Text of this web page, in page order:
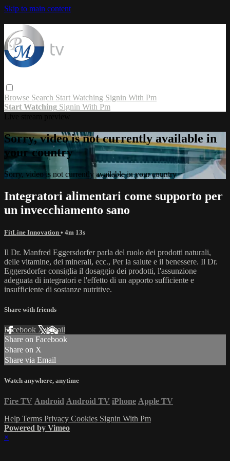
Skip to main content
Browse Search Start Watching Signin With Pm
Start Watching Signin With Pm
Sorry, video is not currently available in
your country
Sorry, video is not currently available in your country
Integratori alimentari come supporto per
un invecchiamento sano
FitLine Innovation • 4m 13s
Il Dr. Manfred Eggersdorfer parla del ruolo dei prodotti naturali,
delle vitamine, dei minerali, ecc., Per la salute e il benessere. Il Dr.
Eggersdorfer consiglia il dosaggio dei prodotti, l'assunzione
adeguata di integratori e l'effetto di un apporto sufficiente e
insufficiente di sostanze nutritive.
Share with friends
Facebook XEmail
Share on Facebook
Share on X
Share via Email
Watch anywhere, anytime
Fire TV Android Android TV iPhone Apple TV
Help Terms Privacy Cookies Signin With Pm
Powered by Vimeo
×